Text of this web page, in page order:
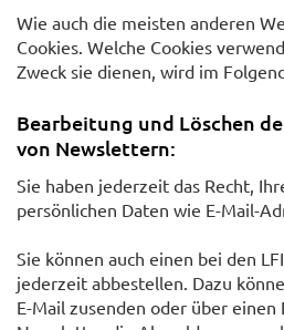
Wie auch die meisten anderen
Cookies. Welche Cookies
Zweck sie dienen, wird im
Bearbeitung und Löschen
von Newslettern:
Sie haben jederzeit das Recht,
persönlichen Daten wie E-Mail-
Sie können auch einen bei den
jederzeit abbestellen. Dazu
E-Mail zusenden oder über